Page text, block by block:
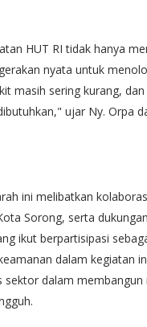
HUT RI tidak hanya
nyata untuk
masih sering kurang,
ujar Ny. Orpa
ini melibatkan
Sorong, serta
ikut berpartisipasi
dalam kegiatan
sektor dalam membangun